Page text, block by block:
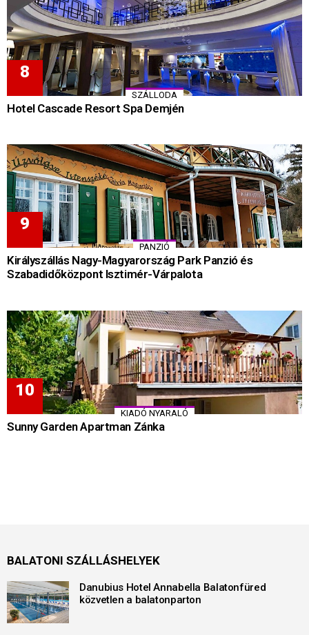
SZÁLLODA
Hotel Cascade Resort Spa Demjén
PANZIÓ
Királyszállás Nagy-Magyarország Park Panzió és
Szabadidőközpont Isztimér-Várpalota
KIADÓ NYARALÓ
Sunny Garden Apartman Zánka
BALATONI SZÁLLÁSHELYEK
Danubius Hotel Annabella Balatonfüred
közvetlen a balatonparton